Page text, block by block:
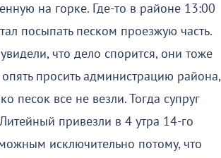
на горке. Где-то в районе 13:00
посыпать песком проезжую часть.
что дело спорится, они тоже
просить администрацию района,
песок все не везли. Тогда супруг
привезли в 4 утра 14-го
исключительно потому, что